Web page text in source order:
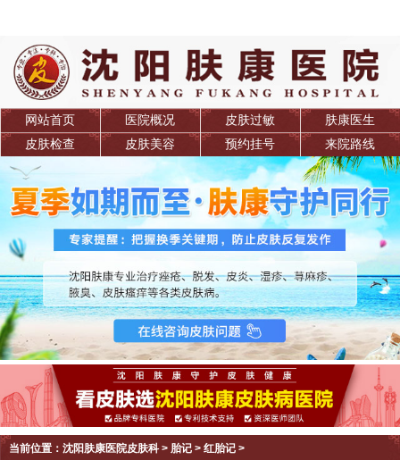
网站首页 医院概况 皮肤过敏
肤康医生
皮肤检查
皮肤美容 预约挂号 来院路线
当前位置： 沈阳肤康医院皮肤科> 胎记> 红胎记>